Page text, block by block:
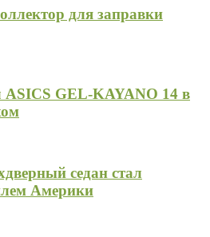
для заправки
GEL-KAYANO 14 в
седан стал
Америки